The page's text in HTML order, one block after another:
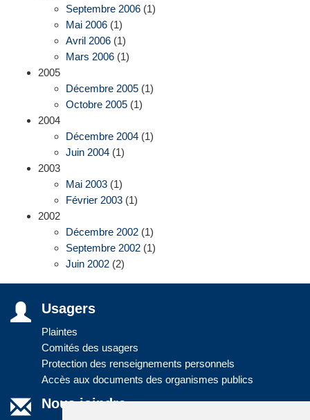
Septembre 2006 (1)
Mai 2006 (1)
Avril 2006 (1)
Mars 2006 (1)
2005
Décembre 2005 (1)
Octobre 2005 (1)
2004
Décembre 2004 (1)
Juin 2004 (1)
2003
Mai 2003 (1)
Février 2003 (1)
2002
Décembre 2002 (1)
Septembre 2002 (1)
Juin 2002 (2)
Usagers
Plaintes
Comités des usagers
Protection des renseignements personnels
Accès aux documents des organismes publics
Nous joindre